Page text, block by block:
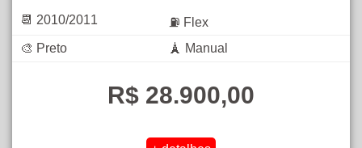
📆 2010/2011
⛽ Flex
🎨 Preto
🗼 Manual
R$ 28.900,00